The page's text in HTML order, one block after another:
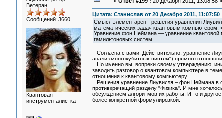
Ветеран
Сообщений: 3660
Квантовая
инструменталистка
Цитата: Станислав от 20 Декабря 2011, 11:07:50
Смысл элементарен - решения уравнения
математических задач квантовым компьютером.
Уравнение фон Неймана — уравнение
гамильтоновых систем.
Согласна с вами. Действительно, уравнение
анализ многокубитных систем") прямого
Но именно вы, вопреки своему утверждению,
заводить разговор о квантовом компьютере в
отношения к квантовому компьютеру.
Решения уравнение Лиувилля – фон Неймана в
противоречащий разделу "Физика". И мне
обсуждением алгоритмов их работы. И то и
более конкретной формулировкой.